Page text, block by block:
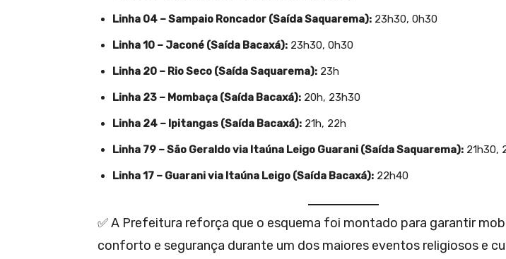
Linha 04 – Sampaio Roncador (Saída Saquarema): 23h30, 0h30
Linha 10 – Jaconé (Saída Bacaxá): 23h30, 0h30
Linha 20 – Rio Seco (Saída Saquarema): 23h
Linha 23 – Mombaça (Saída Bacaxá): 20h, 23h30
Linha 24 – Ipitangas (Saída Bacaxá): 21h, 22h
Linha 79 – São Geraldo via Itaúna Leigo Guarani (Saída Saquarema): 21h30,
Linha 17 – Guarani via Itaúna Leigo (Saída Bacaxá): 22h40
✅ A Prefeitura reforça que o esquema foi montado para garantir
conforto e segurança durante um dos maiores eventos religiosos e